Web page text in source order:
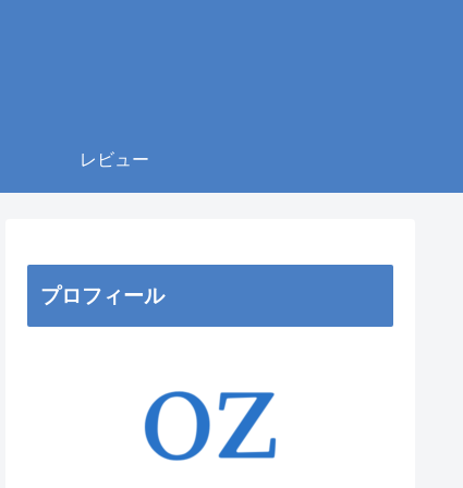
レビュー
プロフィール